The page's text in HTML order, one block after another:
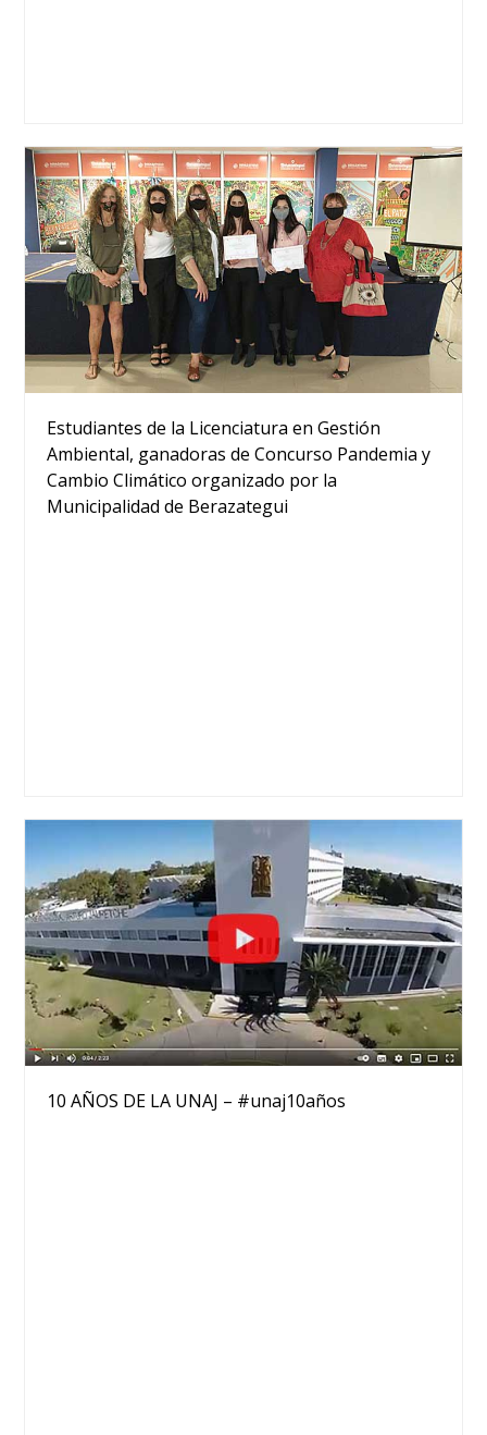
Estudiantes de la Licenciatura en Gestión
Ambiental, ganadoras de Concurso Pandemia y
Cambio Climático organizado por la
Municipalidad de Berazategui
10 AÑOS DE LA UNAJ – #unaj10años